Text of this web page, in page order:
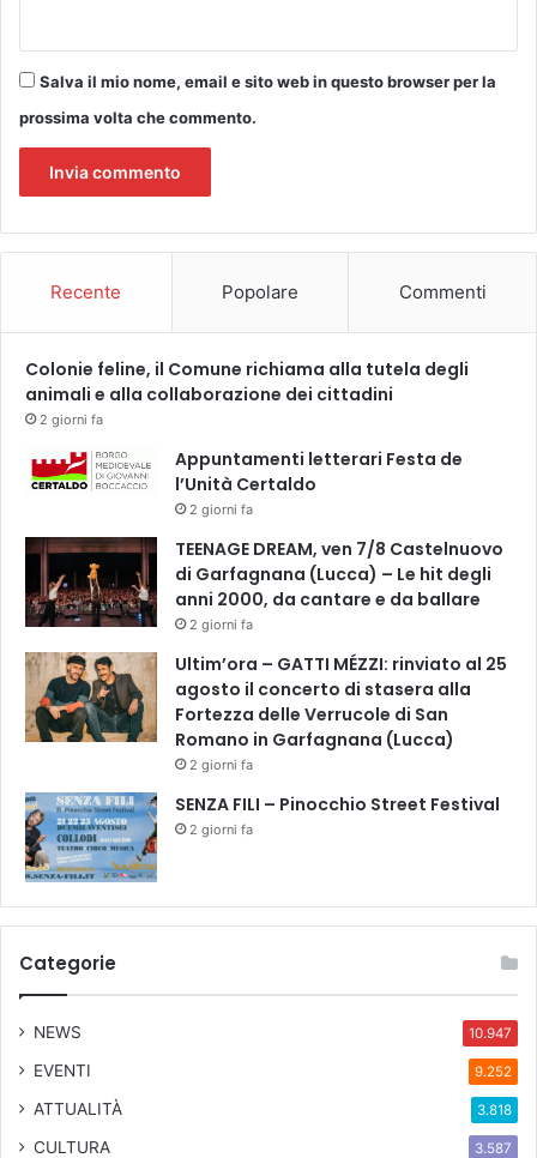
i
a
g
n
J
a
c
p
Salva il mio nome, email e sito web in questo browser per la
prossima volta che commento.
Recente Popolare Commenti
Colonie feline, il Comune richiama alla tutela degli
animali e alla collaborazione dei cittadini
2 giorni fa
Appuntamenti letterari Festa de
l’Unità Certaldo
2 giorni fa
TEENAGE DREAM, ven 7/8 Castelnuovo
di Garfagnana (Lucca) – Le hit degli
anni 2000, da cantare e da ballare
2 giorni fa
Ultim’ora – GATTI MÉZZI: rinviato al 25
agosto il concerto di stasera alla
Fortezza delle Verrucole di San
Romano in Garfagnana (Lucca)
2 giorni fa
SENZA FILI – Pinocchio Street Festival
2 giorni fa
Categorie
NEWS 10.947
EVENTI 9.252
ATTUALITÀ 3.818
CULTURA 3.587